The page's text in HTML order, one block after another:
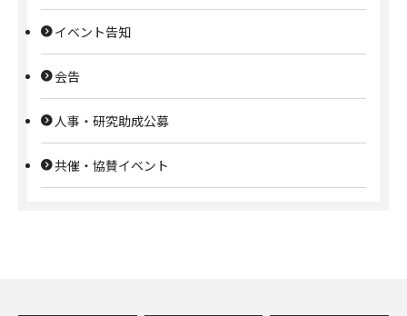
イベント告知
会告
人事・研究助成公募
共催・協賛イベント